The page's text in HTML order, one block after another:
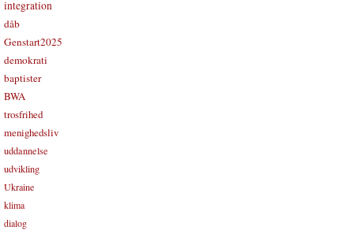
integration
dåb
Genstart2025
demokrati
baptister
BWA
trosfrihed
menighedsliv
uddannelse
udvikling
Ukraine
klima
dialog